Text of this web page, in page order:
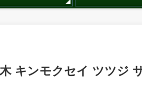
キンモクセイ ツツジ